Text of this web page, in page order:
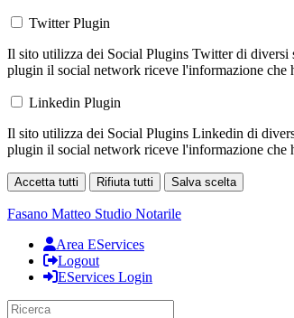
Twitter Plugin
Il sito utilizza dei Social Plugins Twitter di diversi
plugin il social network riceve l'informazione che
Linkedin Plugin
Il sito utilizza dei Social Plugins Linkedin di
plugin il social network riceve l'informazione che
Accetta tutti Rifiuta tutti Salva scelta
Fasano Matteo Studio Notarile
Area EServices
Logout
EServices Login